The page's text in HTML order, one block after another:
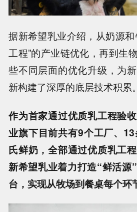
据新希望乳业介绍， 从奶源
工程”的产业链优化，再到生
些不同层面的优化升级，为
新构建了深厚的底层技术积累。
作为首家通过优质乳工程验
业旗下目前共有9个工厂、
氏鲜奶，全部通过优质乳工
新希望乳业着力打造“鲜活源
台，实现从牧场到餐桌每个环